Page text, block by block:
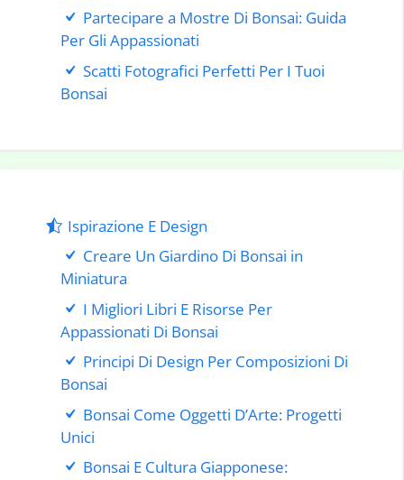
Partecipare a Mostre Di Bonsai: Guida
Per Gli Appassionati
Scatti Fotografici Perfetti Per I Tuoi
Bonsai
Ispirazione E Design
Creare Un Giardino Di Bonsai in
Miniatura
I Migliori Libri E Risorse Per
Appassionati Di Bonsai
Principi Di Design Per Composizioni Di
Bonsai
Bonsai Come Oggetti D’Arte: Progetti
Unici
Bonsai E Cultura Giapponese: